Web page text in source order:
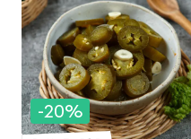
-20%